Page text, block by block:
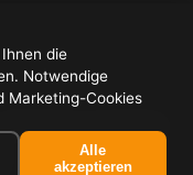
Rechte vorbehalten.
die
Notwendige
Marketing-Cookies
Alle
akzeptieren